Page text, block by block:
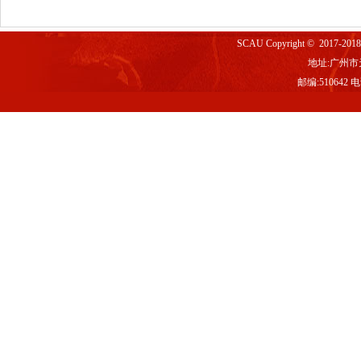
SCAU Copyright © 2017-
地址:广州市
邮编:510642